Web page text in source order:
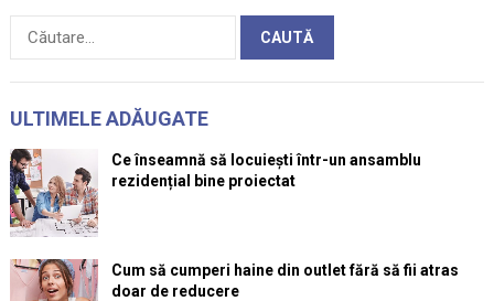
Caută
după:
ULTIMELE ADĂUGATE
Ce înseamnă să locuiești într-un ansamblu
rezidențial bine proiectat
Cum să cumperi haine din outlet fără să fii atras
doar de reducere